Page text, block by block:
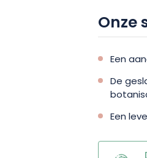
Onze
Een
De
Een